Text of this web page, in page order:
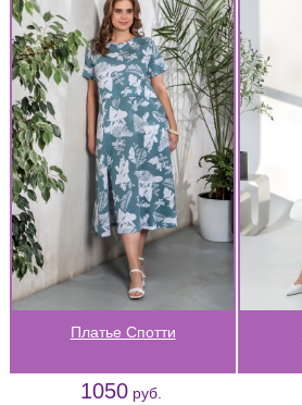
Платье Спотти
1050руб.